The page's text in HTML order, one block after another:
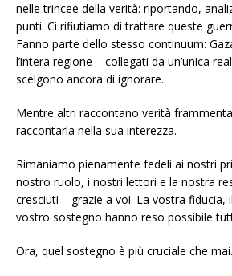
nelle trincee della verità: riportando,
punti. Ci rifiutiamo di trattare queste
Fanno parte dello stesso continuum:
l’intera regione – collegati da un’unica
scelgono ancora di ignorare.
Mentre altri raccontano verità
raccontarla nella sua interezza.
Rimaniamo pienamente fedeli ai nostri
nostro ruolo, i nostri lettori e la nostra
cresciuti – grazie a voi. La vostra fiducia,
vostro sostegno hanno reso possibile
Ora, quel sostegno è più cruciale che mai.